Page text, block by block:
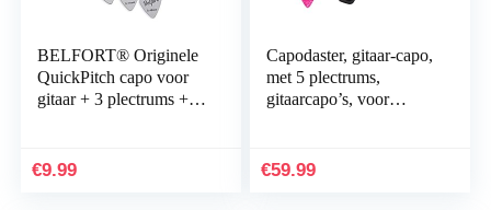
BELFORT® Originele
QuickPitch capo voor
gitaar + 3 plectrums +
☆ capo voor gitaar –
€9.99
Capodaster, gitaar-capo,
met 5 plectrums,
gitaarcapo’s, voor
ukelele
€59.99